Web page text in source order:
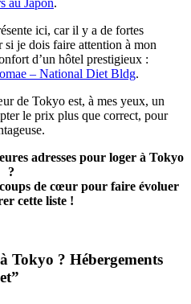
au Japon.
ici, car il y a de fortes
si je dois faire attention à mon
d’un hôtel prestigieux :
– National Diet Bldg.
de Tokyo est, à mes yeux, un
le prix plus que correct, pour
adresses pour loger à Tokyo
?
de cœur pour faire évoluer
cette liste !
Tokyo ? Hébergements